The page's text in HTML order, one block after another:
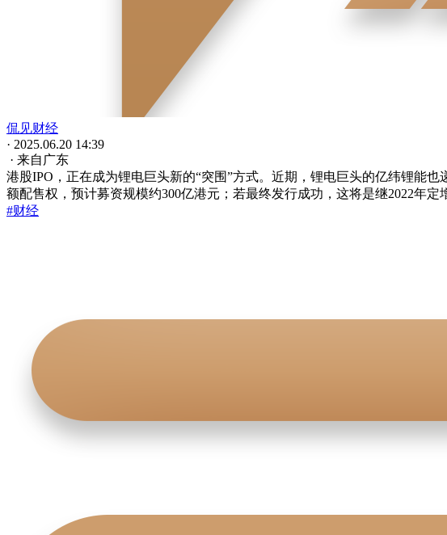
侃见财经
· 2025.06.20 14:39
· 来自广东
港股IPO，正在成为锂电巨头新的“突围”方式。近期，锂电巨头的亿纬锂能
额配售权，预计募资规模约300亿港元；若最终发行成功，这将是继2022年定
#财经